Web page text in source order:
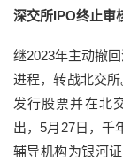
深交所IPO终止审
继2023年主动撤
进程，转战北交
发行股票并在北
出，5月27日，千
辅导机构为银河